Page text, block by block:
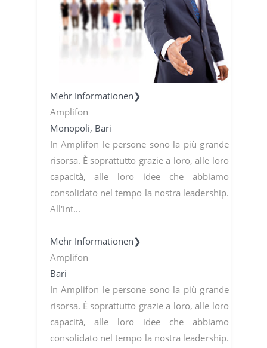
Mehr Informationen❯
Amplifon
Monopoli, Bari
In Amplifon le persone sono la più grande
risorsa. È soprattutto grazie a loro, alle loro
capacità, alle loro idee che abbiamo
consolidato nel tempo la nostra leadership.
All'int...
Mehr Informationen❯
Amplifon
Bari
In Amplifon le persone sono la più grande
risorsa. È soprattutto grazie a loro, alle loro
capacità, alle loro idee che abbiamo
consolidato nel tempo la nostra leadership.